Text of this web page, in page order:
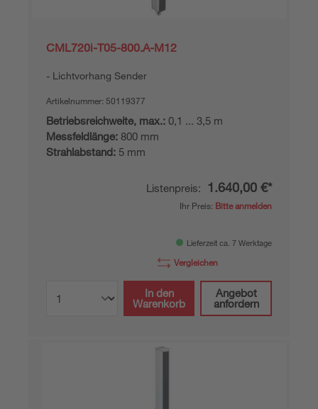
CML720i-T05-800.A-M12
Lichtvorhang Sender
Artikelnummer: 50119377
Betriebsreichweite, max.: 0,1 ... 3,5 m
Messfeldlänge: 800 mm
Strahlabstand: 5 mm
Listenpreis: 1.640,00 €*
Ihr Preis: Bitte anmelden
Lieferzeit ca. 7 Werktage
Vergleichen
In den
Warenkorb
Angebot
anfordern